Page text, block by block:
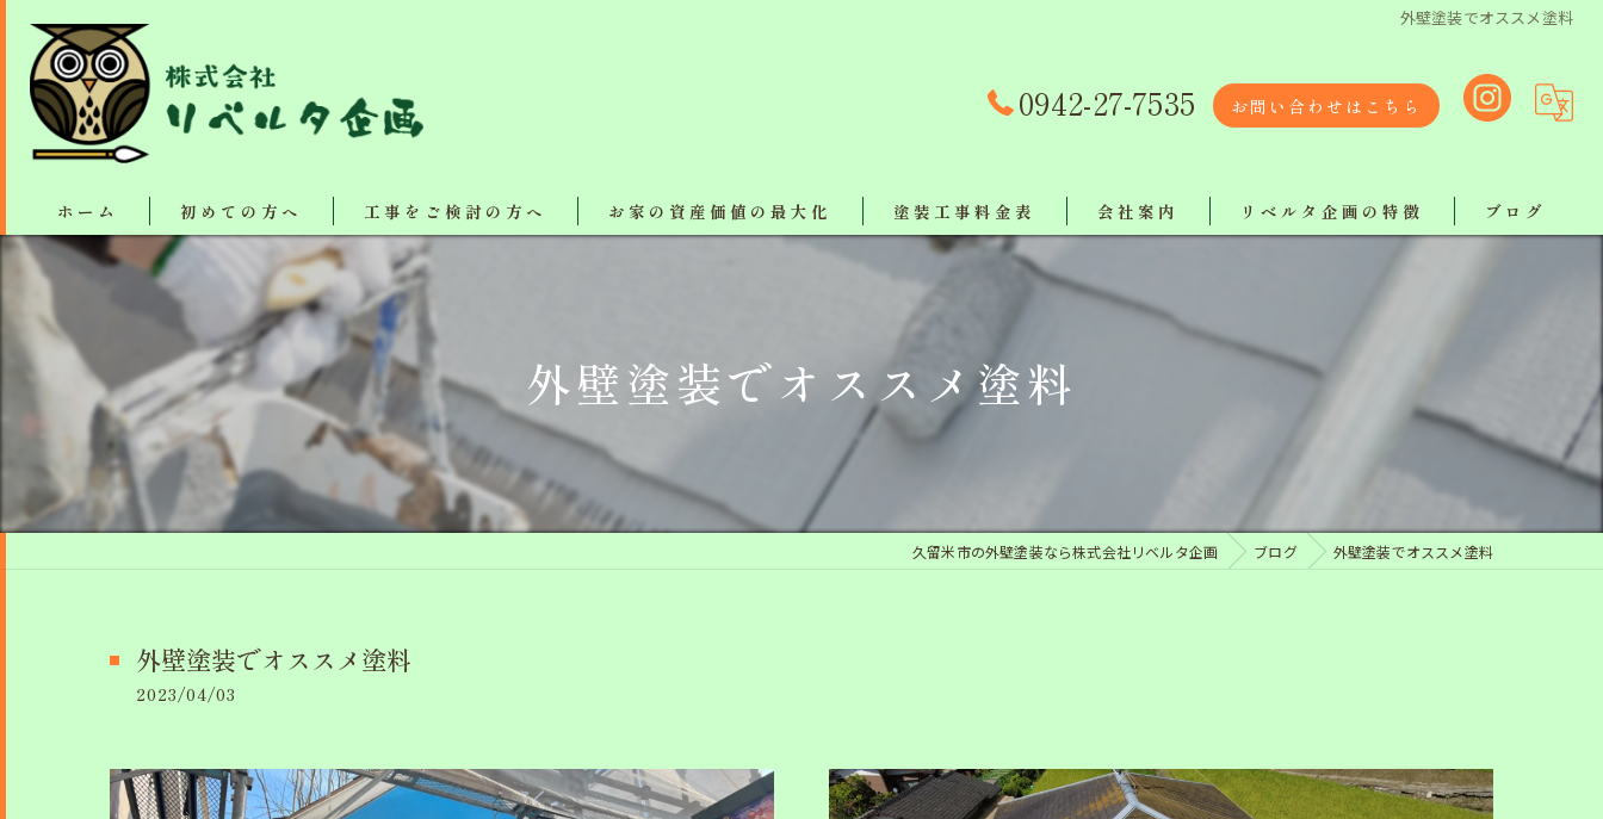
外壁塗装でオススメ塗料
0942-27-7535 お問い合わせはこちら
ホーム 初めての方へ 工事をご検討の方へ
塗装・リフォーム施工事例
断熱、防音、結露防止対策
屋根カバー工法
お家の資産価値の最大化 塗装工事料金表 会社案内
リクルート
リベルタスタッフ紹介
リベルタ企画の特徴
塗り替え
地域最安値で施工！ラインでお気軽にご相談
ブログ
外壁塗装でオススメ塗料
久留米市の外壁塗装なら株式会社リベルタ企画 ブログ 外壁塗装でオススメ塗料
外壁塗装でオススメ塗料
2023/04/03